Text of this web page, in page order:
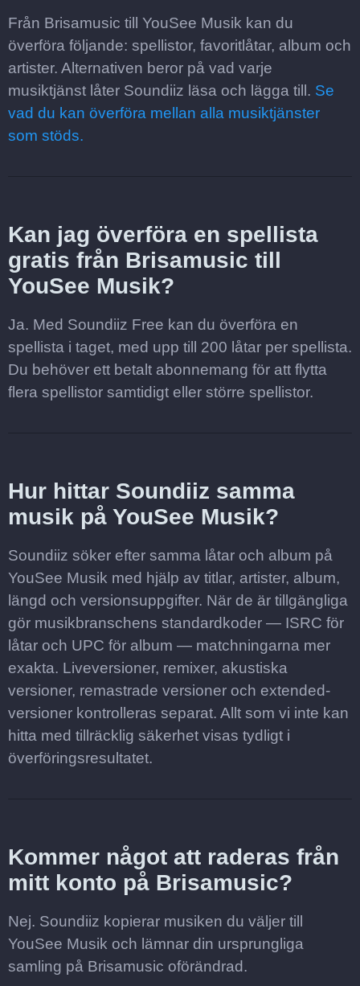
Från Brisamusic till YouSee Musik kan du
överföra följande: spellistor, favoritlåtar, album och
artister. Alternativen beror på vad varje
musiktjänst låter Soundiiz läsa och lägga till. Se
vad du kan överföra mellan alla musiktjänster
som stöds.
Kan jag överföra en spellista
gratis från Brisamusic till
YouSee Musik?
Ja. Med Soundiiz Free kan du överföra en
spellista i taget, med upp till 200 låtar per spellista.
Du behöver ett betalt abonnemang för att flytta
flera spellistor samtidigt eller större spellistor.
Hur hittar Soundiiz samma
musik på YouSee Musik?
Soundiiz söker efter samma låtar och album på
YouSee Musik med hjälp av titlar, artister, album,
längd och versionsuppgifter. När de är tillgängliga
gör musikbranschens standardkoder — ISRC för
låtar och UPC för album — matchningarna mer
exakta. Liveversioner, remixer, akustiska
versioner, remastrade versioner och extended-
versioner kontrolleras separat. Allt som vi inte kan
hitta med tillräcklig säkerhet visas tydligt i
överföringsresultatet.
Kommer något att raderas från
mitt konto på Brisamusic?
Nej. Soundiiz kopierar musiken du väljer till
YouSee Musik och lämnar din ursprungliga
samling på Brisamusic oförändrad.